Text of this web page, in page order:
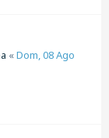
«Dom, 08 Ago